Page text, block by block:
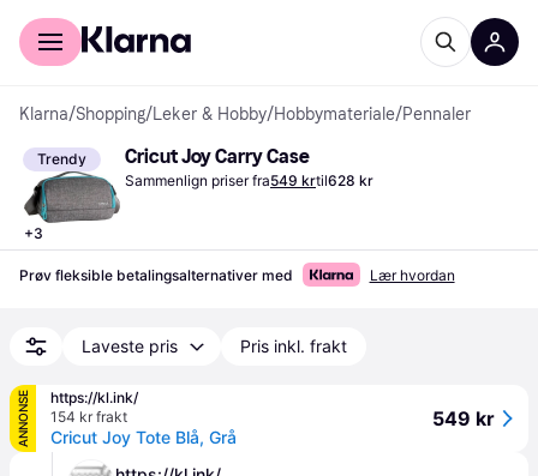
For kunder
Klarna/Shopping/Leker & Hobby/Hobbymateriale/Pennaler
Trendy
+3
Cricut Joy Carry Case
Sammenlign priser fra549 krtil628 kr
Prøv fleksible betalingsalternativer med Lær hvordan
Laveste pris Pris inkl. frakt
ANNONSE
https://kl.ink/
154 kr frakt
Cricut Joy Tote Blå, Grå
549 kr